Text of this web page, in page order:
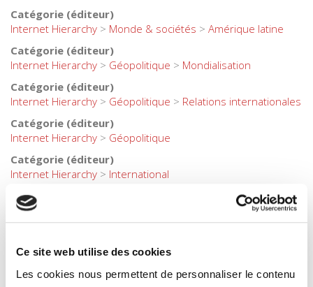
Ce site web utilise des cookies
Les cookies nous permettent de personnaliser le contenu
Catégorie (éditeur)
Internet Hierarchy > Monde & sociétés > Amérique latine
Catégorie (éditeur)
Internet Hierarchy > Géopolitique > Mondialisation
Catégorie (éditeur)
Internet Hierarchy > Géopolitique > Relations internationales
Catégorie (éditeur)
Internet Hierarchy > Géopolitique
Catégorie (éditeur)
Internet Hierarchy > International
Catégorie (éditeur)
Internet Hierarchy
POL000000 POLITICAL SCIENCE
Code publique Onix